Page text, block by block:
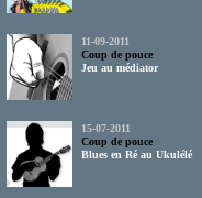
11-09-2011
Coup de pouce
Jeu au médiator
15-07-2011
Coup de pouce
Blues en Ré au Ukulélé